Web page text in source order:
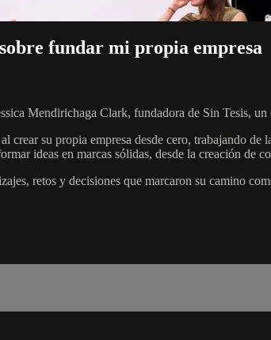
fundar mi propia empresa
Mendirichaga Clark, fundadora de Sin Tesis,
crear su propia empresa desde cero, trabajando
ideas en marcas sólidas, desde la creación
retos y decisiones que marcaron su camino